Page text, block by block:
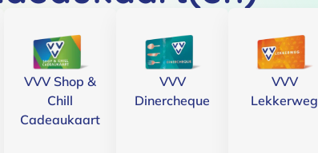
VVV Shop &
Chill
Cadeaukaart
VVV
Dinercheque
VVV
Lekkerweg